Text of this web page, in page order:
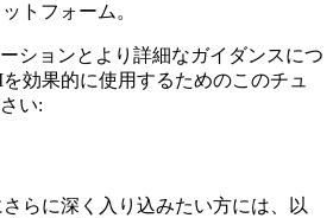
トフォーム。
ションとより詳細なガイダンスにつ
効果的に使用するためのこのチュ
い:
らに深く入り込みたい方には、以